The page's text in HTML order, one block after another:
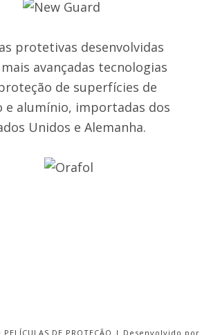
protetivas desenvolvidas
avançadas tecnologias
de superfícies de
e alumínio, importadas dos
Unidos e Alemanha.
PELÍCULAS DE PROTEÇÃO | Desenvolvido por